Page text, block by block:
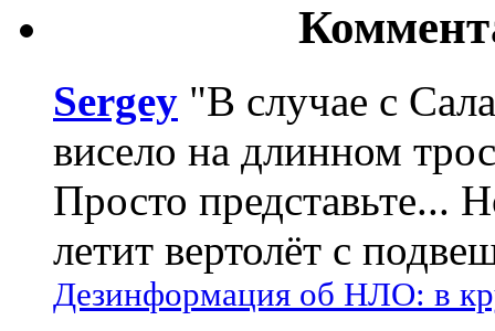
Sergey "В случае с
висело на длинном
Просто представьте...
летит вертолёт с
Дезинформация об НЛО: в